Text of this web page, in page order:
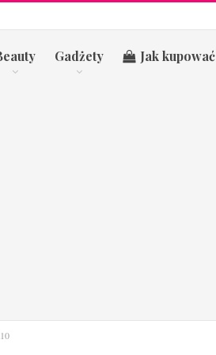
Gadżety Jak